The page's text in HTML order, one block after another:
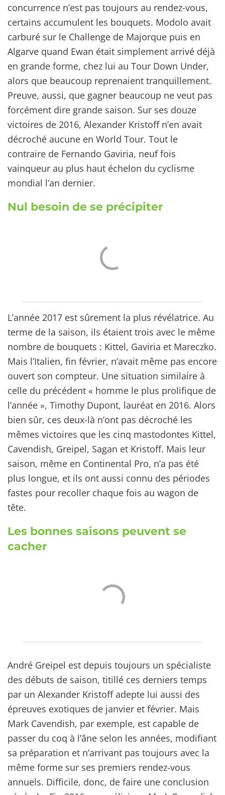
concurrence n’est pas toujours au rendez-vous,
certains accumulent les bouquets. Modolo avait
carburé sur le Challenge de Majorque puis en
Algarve quand Ewan était simplement arrivé déjà
en grande forme, chez lui au Tour Down Under,
alors que beaucoup reprenaient tranquillement.
Preuve, aussi, que gagner beaucoup ne veut pas
forcément dire grande saison. Sur ses douze
victoires de 2016, Alexander Kristoff n’en avait
décroché aucune en World Tour. Tout le
contraire de Fernando Gaviria, neuf fois
vainqueur au plus haut échelon du cyclisme
mondial l’an dernier.
Nul besoin de se précipiter
L’année 2017 est sûrement la plus révélatrice. Au
terme de la saison, ils étaient trois avec le même
nombre de bouquets : Kittel, Gaviria et Mareczko.
Mais l’Italien, fin février, n’avait même pas encore
ouvert son compteur. Une situation similaire à
celle du précédent « homme le plus prolifique de
l’année », Timothy Dupont, lauréat en 2016. Alors
bien sûr, ces deux-là n’ont pas décroché les
mêmes victoires que les cinq mastodontes Kittel,
Cavendish, Greipel, Sagan et Kristoff. Mais leur
saison, même en Continental Pro, n’a pas été
plus longue, et ils ont aussi connu des périodes
fastes pour recoller chaque fois au wagon de
tête.
Les bonnes saisons peuvent se
cacher
André Greipel est depuis toujours un spécialiste
des débuts de saison, titillé ces derniers temps
par un Alexander Kristoff adepte lui aussi des
épreuves exotiques de janvier et février. Mais
Mark Cavendish, par exemple, est capable de
passer du coq à l’âne selon les années, modifiant
sa préparation et n’arrivant pas toujours avec la
même forme sur ses premiers rendez-vous
annuels. Difficile, donc, de faire une conclusion